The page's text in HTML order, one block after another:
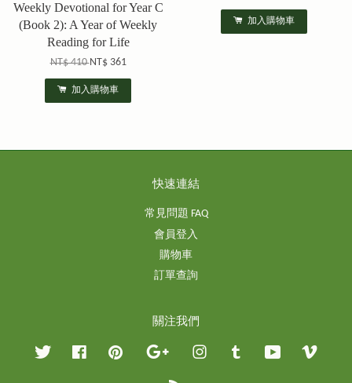
Weekly Devotional for Year C
(Book 2): A Year of Weekly
Reading for Life
NT$ 410NT$ 361
加入購物車
加入購物車
快速連結
常見問題 FAQ
會員登入
購物車
訂單查詢
關注我們
Twitter Facebook Pinterest Google InstagramTumblr YouTube